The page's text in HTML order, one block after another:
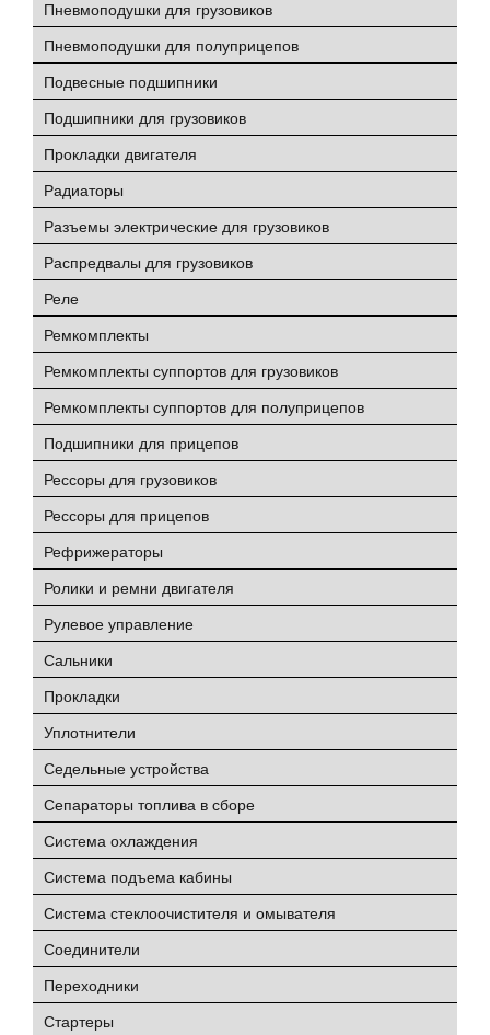
Пневмоподушки для грузовиков
Пневмоподушки для полуприцепов
Подвесные подшипники
Подшипники для грузовиков
Прокладки двигателя
Радиаторы
Разъемы электрические для грузовиков
Распредвалы для грузовиков
Реле
Ремкомплекты
Ремкомплекты суппортов для грузовиков
Ремкомплекты суппортов для полуприцепов
Подшипники для прицепов
Рессоры для грузовиков
Рессоры для прицепов
Рефрижераторы
Ролики и ремни двигателя
Рулевое управление
Сальники
Прокладки
Уплотнители
Седельные устройства
Сепараторы топлива в сборе
Система охлаждения
Система подъема кабины
Система стеклоочистителя и омывателя
Соединители
Переходники
Стартеры